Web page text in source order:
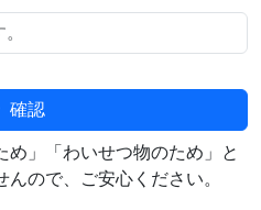
確認
め」「わいせつ物のため」と
ので、ご安心ください。